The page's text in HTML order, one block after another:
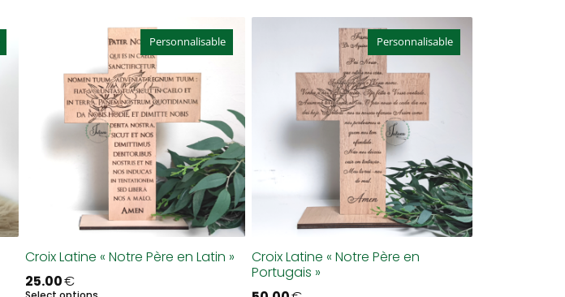
Personnalisable
Croix Latine « Notre Père en Latin »
25.00€
Personnalisable
Croix Latine « Notre Père en
Portugais »